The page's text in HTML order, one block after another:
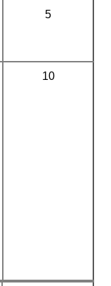
5
10